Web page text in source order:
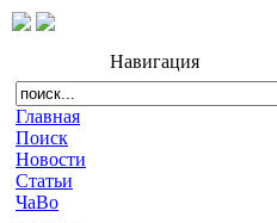
Навигация
Главная
Поиск
Новости
Статьи
ЧаВо